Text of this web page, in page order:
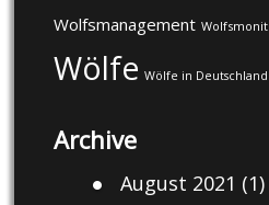
Wolfsmanagement
Wölfe Wölfe in Deutschland
Archive
August 2021 (1)